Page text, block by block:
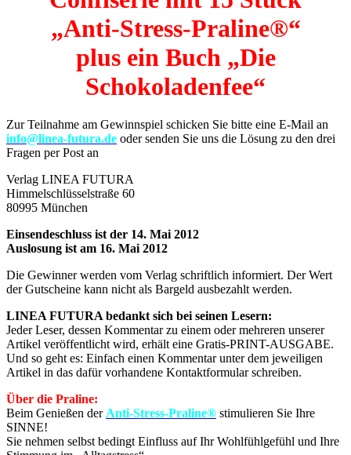
„Anti-Stress-Praline®“
plus ein Buch „Die
Schokoladenfee“
Zur Teilnahme am Gewinnspiel schicken Sie bitte eine E-Mail an
info@linea-futura.de oder senden Sie uns die Lösung zu den drei
Fragen per Post an
Verlag LINEA FUTURA
Himmelschlüsselstraße 60
80995 München
Einsendeschluss ist der 14. Mai 2012
Auslosung ist am 16. Mai 2012
Die Gewinner werden vom Verlag schriftlich informiert. Der Wert
der Gutscheine kann nicht als Bargeld ausbezahlt werden.
LINEA FUTURA bedankt sich bei seinen Lesern:
Jeder Leser, dessen Kommentar zu einem oder mehreren unserer
Artikel veröffentlicht wird, erhält eine Gratis-PRINT-AUSGABE.
Und so geht es: Einfach einen Kommentar unter dem jeweiligen
Artikel in das dafür vorhandene Kontaktformular schreiben.
Über die Praline:
Beim Genießen derAnti-Stress-Praline® stimulieren Sie Ihre
SINNE!
Sie nehmen selbst bedingt Einfluss auf Ihr Wohlfühlgefühl und Ihre